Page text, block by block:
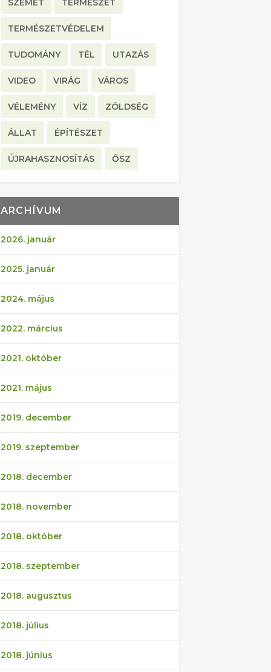
SZEMÉT TERMÉSZET
TERMÉSZETVÉDELEM
TUDOMÁNY TÉL UTAZÁS
VIDEO VIRÁG VÁROS
VÉLEMÉNY VÍZ ZÖLDSÉG
ÁLLAT ÉPÍTÉSZET
ÚJRAHASZNOSÍTÁS ŐSZ
ARCHÍVUM
2026. január
2025. január
2024. május
2022. március
2021. október
2021. május
2019. december
2019. szeptember
2018. december
2018. november
2018. október
2018. szeptember
2018. augusztus
2018. július
2018. június